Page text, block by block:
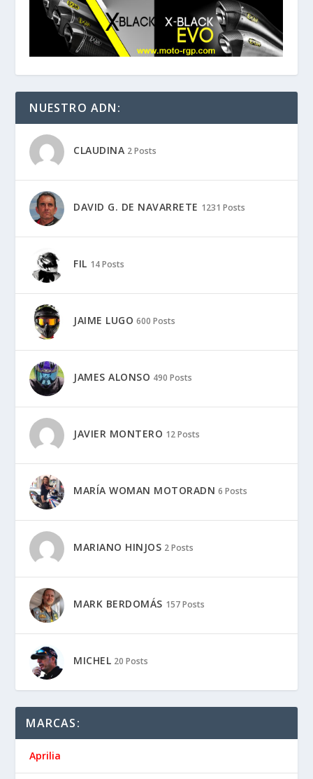
NUESTRO ADN:
CLAUDINA 2 Posts
DAVID G. DE NAVARRETE 1231 Posts
FIL 14 Posts
JAIME LUGO 600 Posts
JAMES ALONSO 490 Posts
JAVIER MONTERO 12 Posts
MARÍA WOMAN MOTORADN 6 Posts
MARIANO HINJOS 2 Posts
MARK BERDOMÁS 157 Posts
MICHEL 20 Posts
MARCAS:
Aprilia